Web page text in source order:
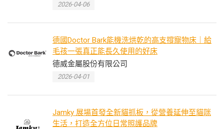
2026-04-06
德國Doctor Bark能機洗烘乾的高支撐寵物床｜給
毛孩一張真正能長久使用的好床
德威金屬股份有限公司
2026-04-01
Jamky 展場首發全新貓抓板，從營養延伸至貓咪
生活，打造全方位日常照護品牌